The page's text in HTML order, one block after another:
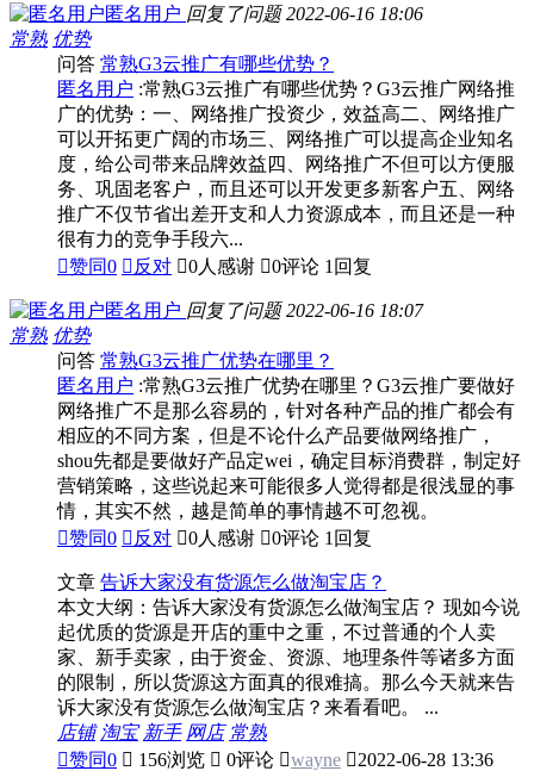
匿名用户 回复了问题 2022-06-16 18:06
常熟 优势
问答 常熟G3云推广有哪些优势？
匿名用户 :常熟G3云推广有哪些优势？G3云推广网络推
广的优势：一、网络推广投资少，效益高二、网络推广
可以开拓更广阔的市场三、网络推广可以提高企业知名
度，给公司带来品牌效益四、网络推广不但可以方便服
务、巩固老客户，而且还可以开发更多新客户五、网络
推广不仅节省出差开支和人力资源成本，而且还是一种
很有力的竞争手段六...
赞同0  反对 0人感谢 0评论 1回复
匿名用户 回复了问题 2022-06-16 18:07
常熟 优势
问答 常熟G3云推广优势在哪里？
匿名用户 :常熟G3云推广优势在哪里？G3云推广要做好
网络推广不是那么容易的，针对各种产品的推广都会有
相应的不同方案，但是不论什么产品要做网络推广，
shou先都是要做好产品定wei，确定目标消费群，制定好
营销策略，这些说起来可能很多人觉得都是很浅显的事
情，其实不然，越是简单的事情越不可忽视。
赞同0  反对 0人感谢 0评论 1回复
文章 告诉大家没有货源怎么做淘宝店？
本文大纲：告诉大家没有货源怎么做淘宝店？ 现如今说
起优质的货源是开店的重中之重，不过普通的个人卖
家、新手卖家，由于资金、资源、地理条件等诸多方面
的限制，所以货源这方面真的很难搞。那么今天就来告
诉大家没有货源怎么做淘宝店？来看看吧。 ...
店铺 淘宝 新手 网店 常熟
赞同0  156浏览  0评论 wayne 2022-06-28 13:36